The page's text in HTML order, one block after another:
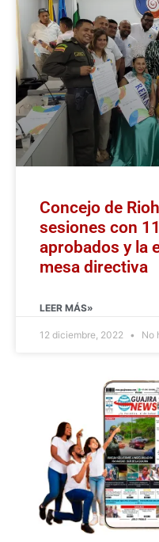
Concejo de
sesiones con
aprobados y la
mesa directiva
LEER MÁS»
12 diciembre, 2022 No